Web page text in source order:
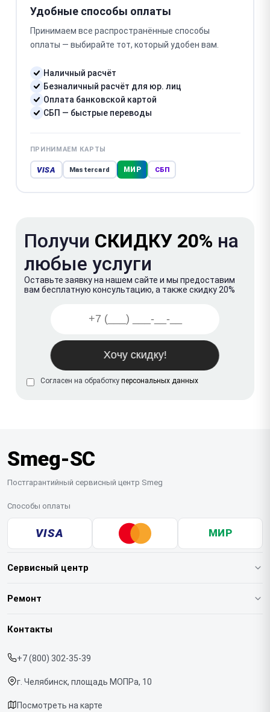
Удобные способы оплаты
Принимаем все распространённые способы
оплаты — выбирайте тот, который удобен вам.
Наличный расчёт
Безналичный расчёт для юр. лиц
Оплата банковской картой
СБП — быстрые переводы
ПРИНИМАЕМ КАРТЫ
VISA Mastercard МИР СБП
Получи СКИДКУ 20% на
любые услуги
Оставьте заявку на нашем сайте и мы предоставим
вам бесплатную консультацию, а также скидку 20%
Согласен на обработку персональных данных
Smeg-SC
Постгарантийный сервисный центр Smeg
Способы оплаты
VISA МИР
Сервисный центр
О нашем сервисе
Срочный ремонт
Доставка и способы оплаты
Ремонт
Кофемашин
Контакты
+7 (800) 302-35-39
г. Челябинск, площадь МОПРа, 10
Посмотреть на карте